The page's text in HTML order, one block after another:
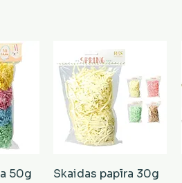
50g
Skaidas papīra 30g